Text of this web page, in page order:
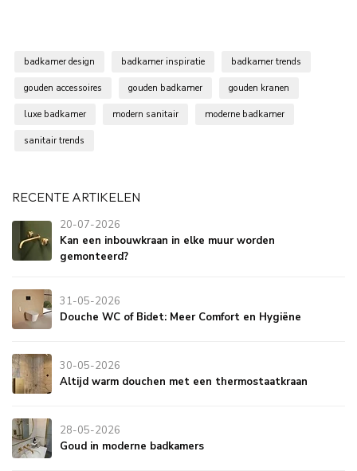
badkamer design badkamer inspiratie badkamer trends
gouden accessoires gouden badkamer gouden kranen
luxe badkamer modern sanitair moderne badkamer
sanitair trends
RECENTE ARTIKELEN
20-07-2026
Kan een inbouwkraan in elke muur worden
gemonteerd?
31-05-2026
Douche WC of Bidet: Meer Comfort en Hygiëne
30-05-2026
Altijd warm douchen met een thermostaatkraan
28-05-2026
Goud in moderne badkamers